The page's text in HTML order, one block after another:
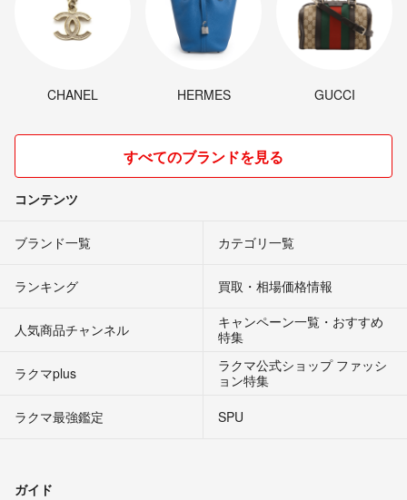
CHANEL HERMES GUCCI
すべてのブランドを見る
コンテンツ
ブランド一覧 カテゴリ一覧
ランキング 買取・相場価格情報
人気商品チャンネル
キャンペーン一覧・おすすめ
特集
ラクマplus
ラクマ公式ショップ ファッシ
ョン特集
ラクマ最強鑑定
SPU
ガイド